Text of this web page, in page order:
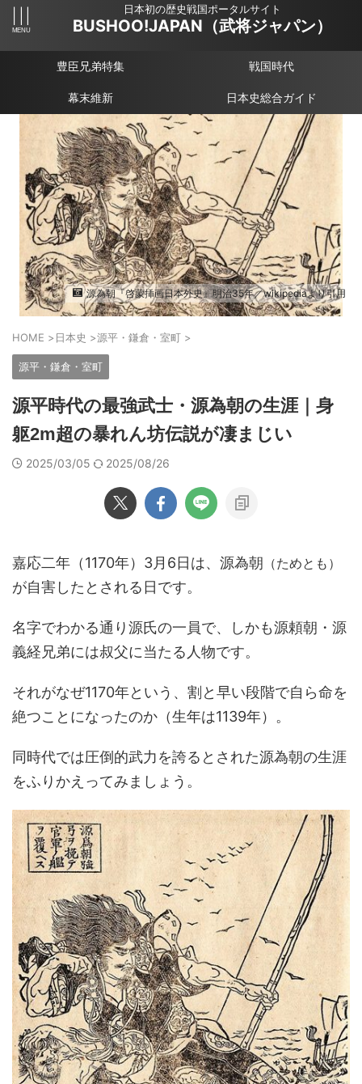
日本初の歴史戦国ポータルサイト
BUSHOO!JAPAN（武将ジャパン）
豊臣兄弟特集 戦国時代
幕末維新 日本史総合ガイド
源為朝『啓蒙挿画日本外史』明治35年／wikipediaより引用
HOME > 日本史 >源平・鎌倉・室町 >
源平・鎌倉・室町
源平時代の最強武士・源為朝の生涯｜身
躯2m超の暴れん坊伝説が凄まじい
2025/03/05 2025/08/26
嘉応二年（1170年）3月6日は、源為朝 （ためとも）
が自害したとされる日です。
名字でわかる通り源氏の一員で、しかも源頼朝・源
義経兄弟には叔父に当たる人物です。
それがなぜ1170年という、割と早い段階で自ら命を
絶つことになったのか（生年は1139年）。
同時代では圧倒的武力を誇るとされた源為朝の生涯
をふりかえってみましょう。